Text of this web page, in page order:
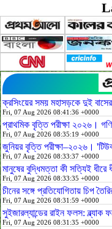
ক্রসিংয়ের সময় মহাসড়কে দুই বাসের
Fri, 07 Aug 2026 08:41:36 +0000
প্রাথমিক বৃত্তি পরীক্ষা ২০২৬।
Fri, 07 Aug 2026 08:35:19 +0000
জুনিয়র বৃত্তি পরীক্ষা–২০২৬।
Fri, 07 Aug 2026 08:33:37 +0000
মানুষের বুদ্ধিমত্তা কী সত্যিই ধীরে
Fri, 07 Aug 2026 08:33:35 +0000
চীনের সঙ্গে প্রতিযোগিতায় চিপ
Fri, 07 Aug 2026 08:31:59 +0000
সুইজারল্যান্ডের রাইন ফলস: ব্ল্যাক
Fri, 07 Aug 2026 08:31:35 +0000